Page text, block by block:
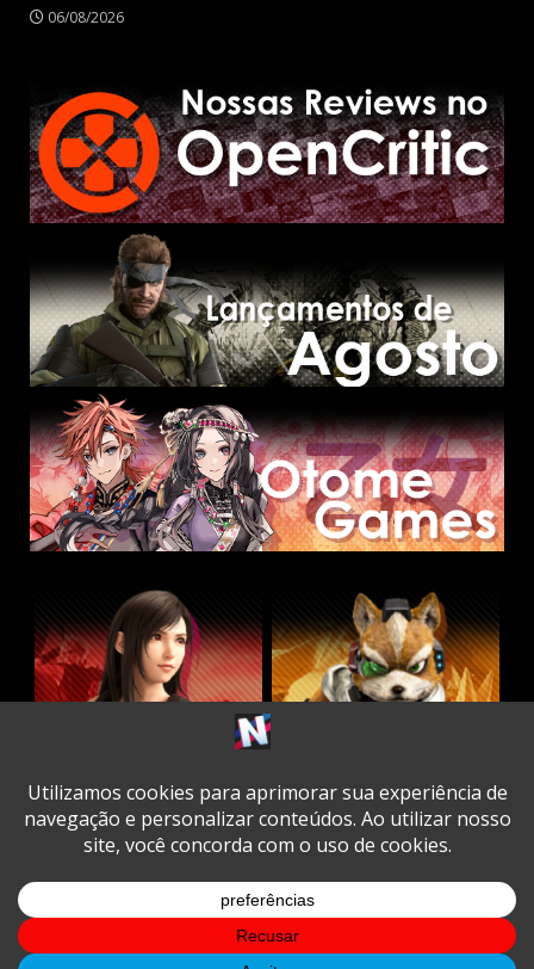
06/08/2026
TwitterFacebook
Instagram
YoutubeSpotifyCookie
Policy
Copyright © All rights reserved.